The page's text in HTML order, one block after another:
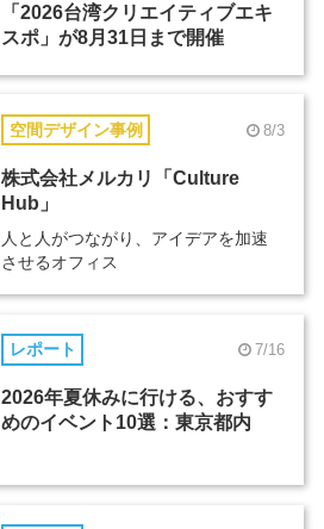
「2026台湾クリエイティブエキ
スポ」が8月31日まで開催
空間デザイン事例 8/3
株式会社メルカリ「Culture
Hub」
人と人がつながり、アイデアを加速
させるオフィス
レポート 7/16
2026年夏休みに行ける、おすす
めのイベント10選：東京都内